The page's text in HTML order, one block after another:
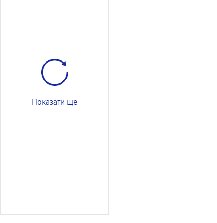
Показати ще